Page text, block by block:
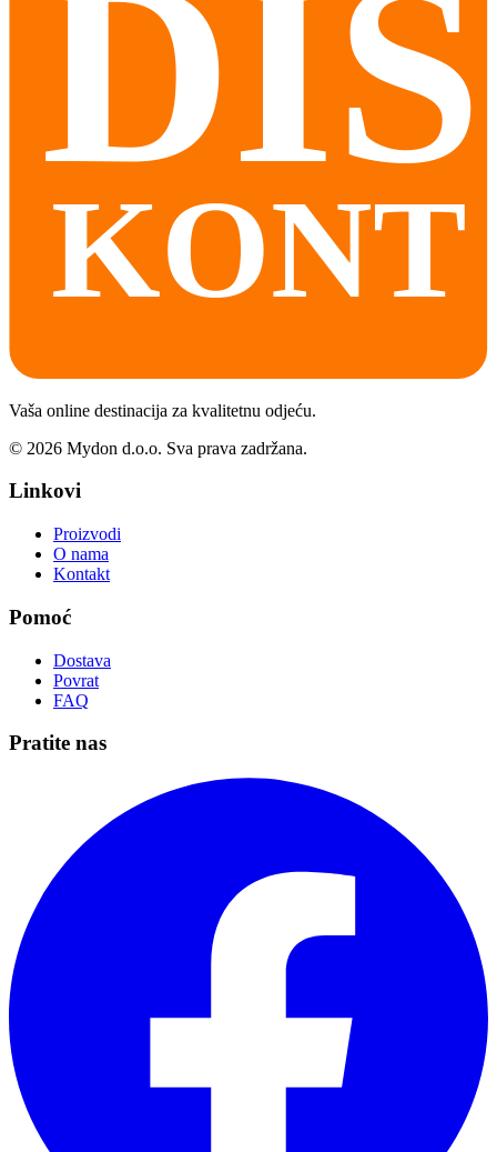
Vaša online destinacija za kvalitetnu odjeću.
© 2026 Mydon d.o.o. Sva prava zadržana.
Linkovi
Proizvodi
O nama
Kontakt
Pomoć
Dostava
Povrat
FAQ
Pratite nas